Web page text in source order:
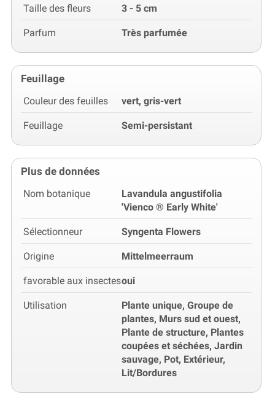
Taille des fleurs 3 - 5 cm
Parfum Très parfumée
Feuillage
Couleur des feuilles vert, gris-vert
Feuillage Semi-persistant
Plus de données
Nom botanique
Lavandula angustifolia
'Vienco ® Early White'
Sélectionneur Syngenta Flowers
Origine Mittelmeerraum
favorable aux insectesoui
Utilisation
Plante unique, Groupe de
plantes, Murs sud et ouest,
Plante de structure, Plantes
coupées et séchées, Jardin
sauvage, Pot, Extérieur,
Lit/Bordures